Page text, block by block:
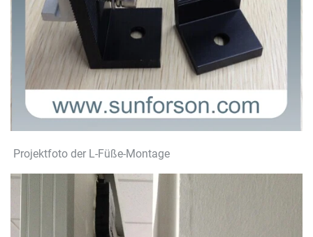
Projektfoto der L-Füße-Montage